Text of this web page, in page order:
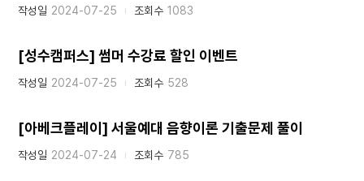
작성일 2024-07-25 조회수 1083
[성수캠퍼스] 썸머 수강료 할인 이벤트
작성일 2024-07-25 조회수 528
[아베크플레이] 서울예대 음향이론 기출문제 풀이
작성일 2024-07-24 조회수 785